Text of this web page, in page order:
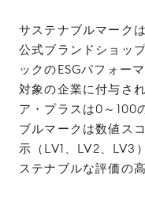
サステナブルマーク
公式ブランドショッ
ックのESGパフォー
対象の企業に付与さ
ア・プラスは0～100
ブルマークは数値ス
示（LV1、LV2、LV3
ステナブルな評価の